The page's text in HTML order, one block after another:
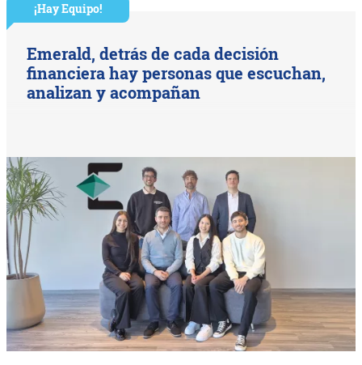
¡Hay Equipo!
Emerald, detrás de cada decisión
financiera hay personas que escuchan,
analizan y acompañan